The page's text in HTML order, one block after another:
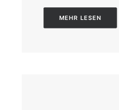
MEHR LESEN